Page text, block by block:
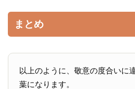
まとめ
以上のように、敬意の度合いに
葉になります。